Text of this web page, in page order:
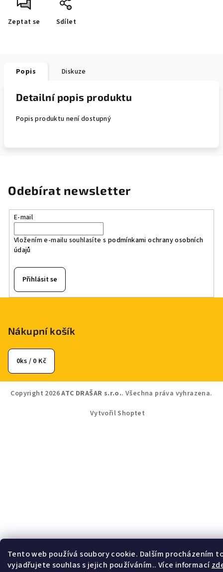
Tento web používá soubory cookie. Dalším procházením
vyjadřujete souhlas s jejich používáním.. Více informací
Zeptat se Sdílet
Popis Diskuze
Detailní popis produktu
Popis produktu není dostupný
Odebírat newsletter
E-mail
Vložením e-mailu souhlasíte s podmínkami ochrany osobních
údajů
Přihlásit se
Nákupní košík
0ks / 0 Kč
Copyright 2026ATC DRAŠAR s.r.o.. Všechna práva vyhrazena.
Vytvořil Shoptet